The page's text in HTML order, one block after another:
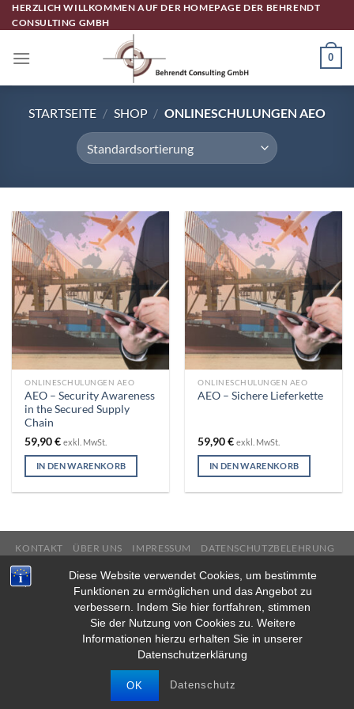
Diese Website verwendet Cookies, um bestimmte
Funktionen zu ermöglichen und das Angebot zu
verbessern. Indem Sie hier fortfahren, stimmen
Sie der Nutzung von Cookies zu. Weitere
Informationen hierzu erhalten Sie in unserer
Datenschutzerklärung
OK Datenschutz
Zum
Inhalt
HERZLICH WILLKOMMEN AUF DER HOMEPAGE DER BEHRENDT
CONSULTING GMBH
0
STARTSEITE / SHOP / ONLINESCHULUNGEN AEO
ONLINESCHULUNGEN AEO
AEO – Security Awareness
in the Secured Supply
Chain
59,90€ exkl. MwSt.
IN DEN WARENKORB
ONLINESCHULUNGEN AEO
AEO – Sichere Lieferkette
59,90€ exkl. MwSt.
IN DEN WARENKORB
KONTAKT ÜBER UNS IMPRESSUM
DATENSCHUTZBELEHRUNG
AGB
Copyright 2026 ©Behrendt Consulting GmbH
Diese Seite verwendet Cookies für ein besseres Surferlebnis.
Durch das Browsen auf dieser Website stimmen Sie der
Verwendung von Cookies zu.
MEHR INFOS AKZEPTIEREN